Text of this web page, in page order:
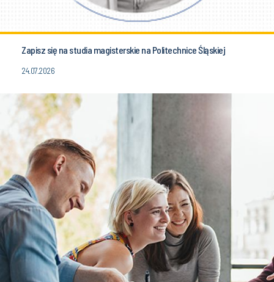
Zapisz się na studia magisterskie na Politechnice Śląskiej
24.07.2026